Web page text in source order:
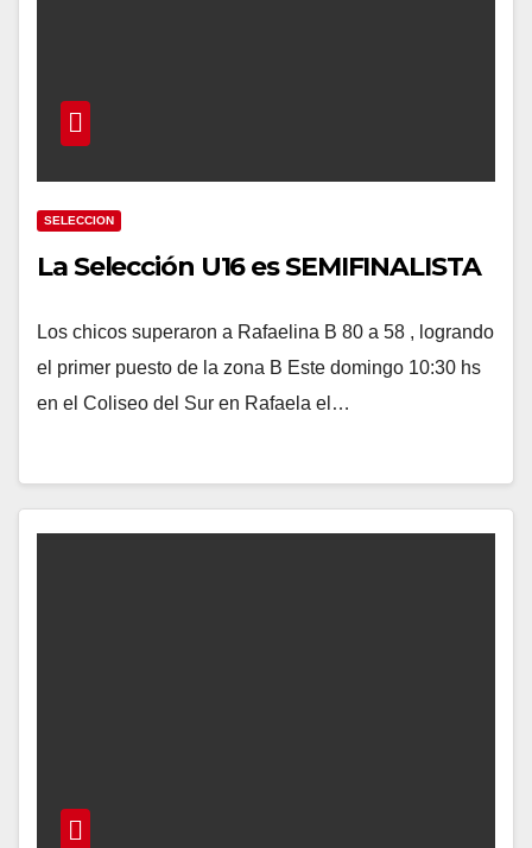
SELECCION
La Selección U16 es SEMIFINALISTA
Los chicos superaron a Rafaelina B 80 a 58 , logrando
el primer puesto de la zona B Este domingo 10:30 hs
en el Coliseo del Sur en Rafaela el…